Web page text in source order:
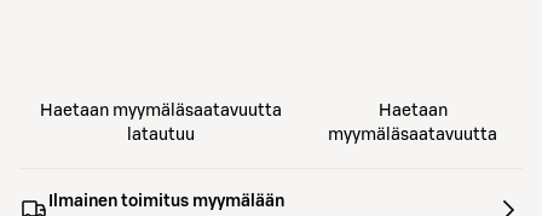
Haetaan myymäläsaatavuutta
latautuu
Haetaan
myymäläsaatavuutta
Ilmainen toimitus myymälään